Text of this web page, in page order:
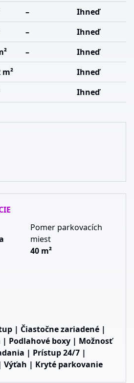
–
Ihneď
–
Ihneď
–
Ihneď
m²
Ihneď
Ihneď
Pomer parkovacích
miest
40 m²
| Čiastočne zariadené |
Podlahové boxy | Možnosť
| Prístup 24/7 |
Výťah | Kryté parkovanie